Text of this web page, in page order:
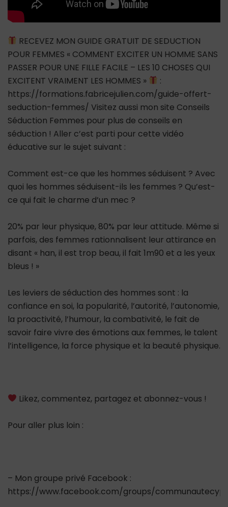
RECEVEZ MON GUIDE GRATUIT DE SEDUCTION
POUR FEMMES « COMMENT EXCITER UN HOMME SANS
PASSER POUR UNE FILLE FACILE – LES 10 CHOSES QUI
EXCITENT VRAIMENT LES HOMMES »
:
https://formations.fabricejulien.com/guide-offert-
seduction-femmes/ Visitez aussi mon site Conseils
Séduction Femmes pour plus de conseils en
séduction ! Aller c’est parti pour cette vidéo
éducative sur le sujet suivant :
Comment est-ce que les hommes séduisent ? Avec
quoi les hommes séduisent-ils les femmes ? Qu’est-
ce qui fait le charme d’un mec ?
20% par leur physique, 80% par leur attitude. Même si
parfois, des femmes rationnalisent leur attirance en
disant « han, il est trop beau, il fait 1m90 et a les yeux
bleus ! »
Les leviers de séduction des hommes sont : la
confiance en soi, la popularité, l’autorité, l’autonomie,
la proactivité, l’humour, la combativité, le fait de
savoir faire vivre des émotions aux femmes, le talent
l’intelligence, la force physique et la beauté physique.
Likez, commentez, partagez et abonnez-vous !
Pour aller plus loin :
– Mon groupe privé Facebook :
https://www.facebook.com/groups/